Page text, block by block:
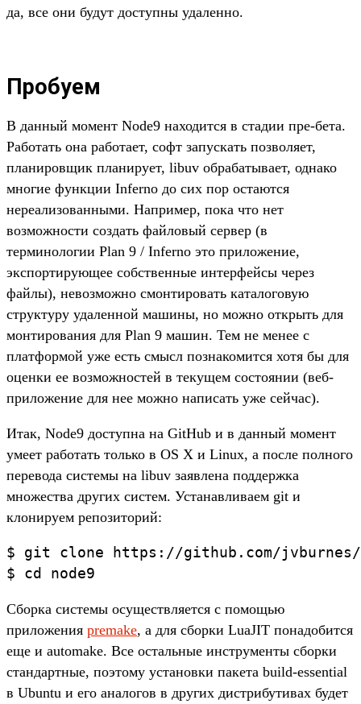
да, все они будут доступны удаленно.
Пробуем
В данный момент Node9 находится в стадии пре-бета.
Работать она работает, софт запускать позволяет,
планировщик планирует, libuv обрабатывает, однако
многие функции Inferno до сих пор остаются
нереализованными. Например, пока что нет
возможности создать файловый сервер (в
терминологии Plan 9 / Inferno это приложение,
экспортирующее собственные интерфейсы через
файлы), невозможно смонтировать каталоговую
структуру удаленной машины, но можно открыть для
монтирования для Plan 9 машин. Тем не менее с
платформой уже есть смысл познакомится хотя бы для
оценки ее возможностей в текущем состоянии (веб-
приложение для нее можно написать уже сейчас).
Итак, Node9 доступна на GitHub и в данный момент
умеет работать только в OS X и Linux, а после полного
перевода системы на libuv заявлена поддержка
множества других систем. Устанавливаем git и
клонируем репозиторий:
$ git clone https://github.com/
$ cd node9
Сборка системы осуществляется с помощью
приложения premake, а для сборки LuaJIT понадобится
еще и automake. Все остальные инструменты сборки
стандартные, поэтому установки пакета build-essential
в Ubuntu и его аналогов в других дистрибутивах будет